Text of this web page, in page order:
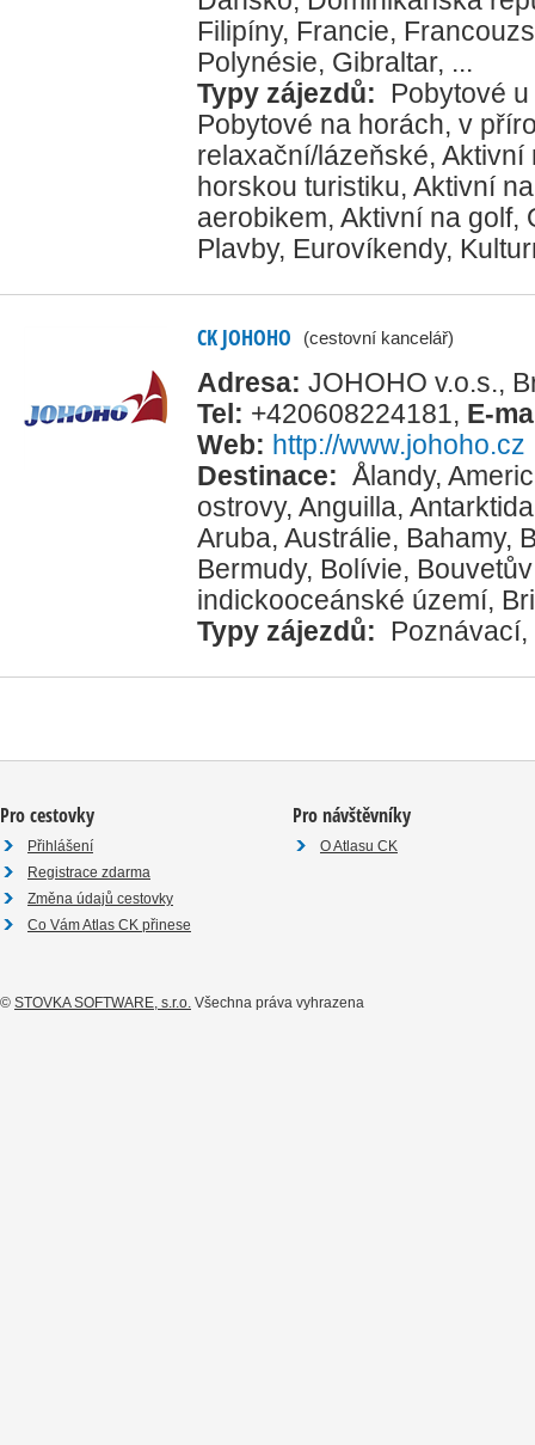
Filipíny, Francie,
Polynésie, Gibraltar, ...
Typy zájezdů:
Pobytové
Pobytové na horách, v
relaxační/lázeňské, Aktivní
horskou turistiku, Aktivní
aerobikem, Aktivní na golf,
Plavby, Eurovíkendy,
CK JOHOHO (cestovní kancelář)
Adresa: JOHOHO v.o.s.,
Tel: +420608224181, E-
Web: http://www.johoho.cz
Destinace: Ålandy,
ostrovy, Anguilla, Antarktida
Aruba, Austrálie, Bahamy,
Bermudy, Bolívie,
indickooceánské území,
Typy zájezdů:
Poznávací,
Pro cestovky
Přihlášení
Registrace zdarma
Změna údajů cestovky
Co Vám Atlas CK přinese
Pro návštěvníky
O Atlasu CK
© STOVKA SOFTWARE, s.r.o. Všechna práva vyhrazena